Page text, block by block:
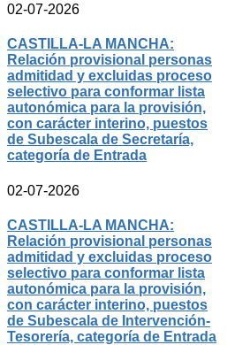
02-07-2026
CASTILLA-LA MANCHA:
Relación provisional personas
admitidad y excluidas proceso
selectivo para conformar lista
autonómica para la provisión,
con carácter interino, puestos
de Subescala de Secretaría,
categoría de Entrada
02-07-2026
CASTILLA-LA MANCHA:
Relación provisional personas
admitidad y excluidas proceso
selectivo para conformar lista
autonómica para la provisión,
con carácter interino, puestos
de Subescala de Intervención-
Tesorería, categoría de Entrada